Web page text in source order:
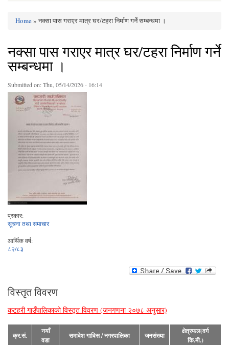
Home» नक्सा पास गराएर मात्र घर/टहरा निर्माण गर्ने सम्बन्धमा ।
नक्सा पास गराएर मात्र घर/टहरा निर्माण गर्ने
सम्बन्धमा ।
Submitted on:Thu, 05/14/2026 - 16:14
प्रकार:
सूचना तथा समाचार
आर्थिक वर्ष:
८२/८३
विस्तृत विवरण
कटहरी गाउँपालिकाको विस्तृत विवरण (जनगणना २०७८ अनुसार)
क्र.सं.
नयाँ
वडा
समावेश गाविस / नगरपालिका जनसंख्या
क्षेत्रफल(वर्ग
कि.मी.)